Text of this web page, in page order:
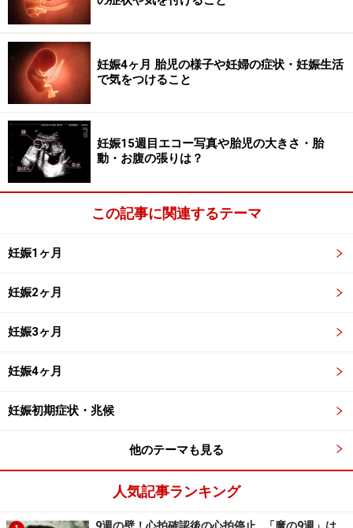
この時期を楽しく乗り越えるには
つわりがひどいママは、無理に食べなくても大丈夫。食
べられるものを食べたいだけ摂れば、赤ちゃんの栄養は
足りています。朝起きた時に気分が悪くなる場合は、お
にぎり等の軽食を枕元に用意して。パパも外で食事をす
ませるなど、ママの負担が軽くなるよう、お互いに相談
しましょう。
お腹の赤ちゃんと遊ぼう
病院にいくと、超音波エコーでお腹の中の赤ちゃんの様
子を見せてくれます。小さな丸い形から、少しずつヒト
の形になっていき、その変化もとってもかわいい。ママ
妊娠4ヶ月 胎児の様子や妊婦の症状・妊娠生活
で気をつけること
妊娠15週目エコー写真や胎児の大きさ・胎
動・お腹の張りは？
この記事に関連するテーマ
妊娠1ヶ月
妊娠2ヶ月
妊娠3ヶ月
妊娠4ヶ月
妊娠初期症状・兆候
他のテーマも見る
人気記事ランキング
9週の壁！心拍確認後の心拍停止…「魔の9週」は